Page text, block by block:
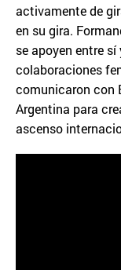
activamente de
en su gira.
se apoyen entre
colaboraciones
comunicaron con
Argentina para
ascenso